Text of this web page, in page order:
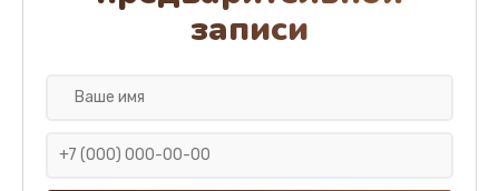
Заказать
Замена термодатчиков
записи